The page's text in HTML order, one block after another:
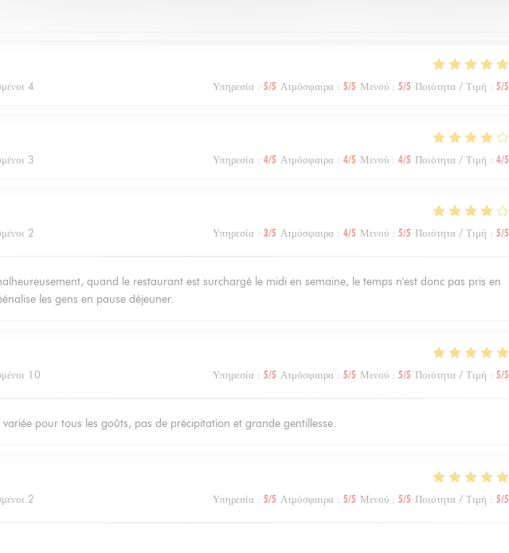
4 Υπηρεσία : 5/5 Ατμόσφαιρα : 5/5 Μενού : 5/5 Ποιότητα / Τιμή : 5/5
3 Υπηρεσία : 4/5 Ατμόσφαιρα : 4/5 Μενού : 4/5 Ποιότητα / Τιμή : 4/5
2 Υπηρεσία : 3/5 Ατμόσφαιρα : 4/5 Μενού : 5/5 Ποιότητα / Τιμή : 5/5
quand le restaurant est surchargé le midi en semaine, le temps n'est donc pas pris en
les gens en pause déjeuner.
10 Υπηρεσία : 5/5 Ατμόσφαιρα : 5/5 Μενού : 5/5 Ποιότητα / Τιμή : 5/5
variée pour tous les goûts, pas de précipitation et grande gentillesse.
2 Υπηρεσία : 5/5 Ατμόσφαιρα : 5/5 Μενού : 5/5 Ποιότητα / Τιμή : 5/5